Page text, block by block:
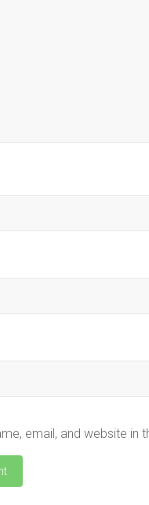
email, and website